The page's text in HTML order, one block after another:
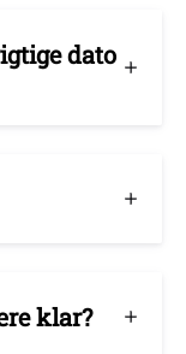
dato
klar?